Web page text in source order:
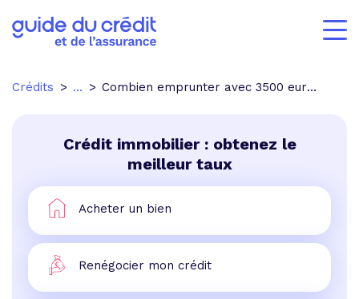
Crédits ... Combien emprunter avec 3500 euros ?
Crédit immobilier : obtenez le
meilleur taux
Acheter un bien
Renégocier mon crédit